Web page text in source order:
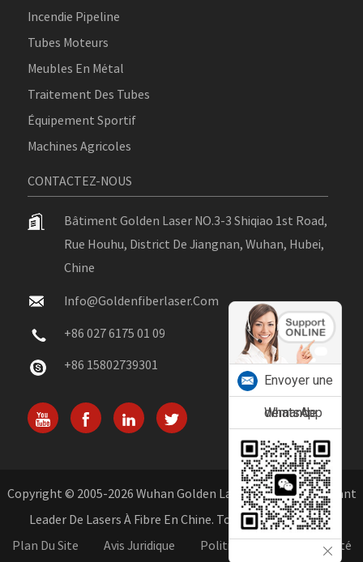
Incendie Pipeline
Tubes Moteurs
Meubles En Métal
Traitement Des Tubes
Équipement Sportif
Machines Agricoles
CONTACTEZ-NOUS
Bâtiment Golden Laser NO.3-3 Shiqiao 1st Road,
Rue Houhu, District De Jiangnan, Wuhan, Hubei,
Chine
Info@goldenfiberlaser.com
+86 027 6175 01 09
+86 15802739301
Copyright © 2005-2026 Wuhan Golden Laser Co., Ltd. - Fabricant
Leader De Lasers À Fibre En Chine. Tous Droits Réservés.
Plan Du Site
Avis Juridique Politique De Confidentialité
Envoyer une
demande
WhatsApp